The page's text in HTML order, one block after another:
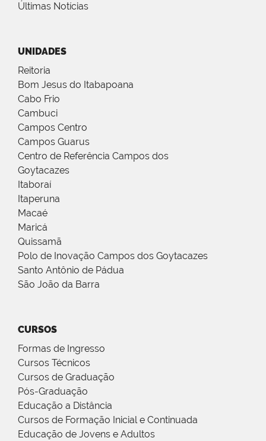
Últimas Notícias
UNIDADES
Reitoria
Bom Jesus do Itabapoana
Cabo Frio
Cambuci
Campos Centro
Campos Guarus
Centro de Referência Campos dos
Goytacazes
Itaboraí
Itaperuna
Macaé
Maricá
Quissamã
Polo de Inovação Campos dos Goytacazes
Santo Antônio de Pádua
São João da Barra
CURSOS
Formas de Ingresso
Cursos Técnicos
Cursos de Graduação
Pós-Graduação
Educação a Distância
Cursos de Formação Inicial e Continuada
Educação de Jovens e Adultos